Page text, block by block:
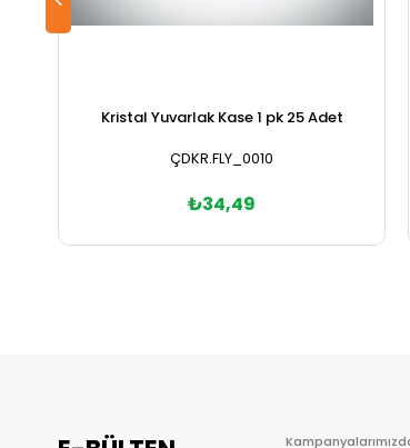
Kristal Yuvarlak Kase 1 pk 25 Adet
ÇDKR.FLY_0010
₺34,49